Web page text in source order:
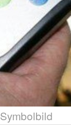
Symbolbild